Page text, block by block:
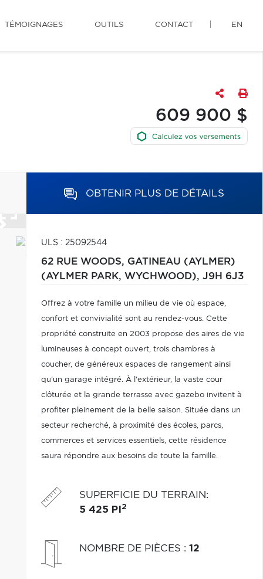
TÉMOIGNAGES OUTILS CONTACT EN
609 900 $
OBTENIR PLUS DE DÉTAILS
ULS : 25092544
62 RUE WOODS, GATINEAU (AYLMER)
(AYLMER PARK, WYCHWOOD), J9H 6J3
Offrez à votre famille un milieu de vie où espace,
confort et convivialité sont au rendez-vous. Cette
propriété construite en 2003 propose des aires de vie
lumineuses à concept ouvert, trois chambres à
coucher, de généreux espaces de rangement ainsi
qu'un garage intégré. À l'extérieur, la vaste cour
clôturée et la grande terrasse avec gazebo invitent à
profiter pleinement de la belle saison. Située dans un
secteur recherché, à proximité des écoles, parcs,
commerces et services essentiels, cette résidence
saura répondre aux besoins de toute la famille.
SUPERFICIE DU TERRAIN:
5 425 PI 2
NOMBRE DE PIÈCES : 12